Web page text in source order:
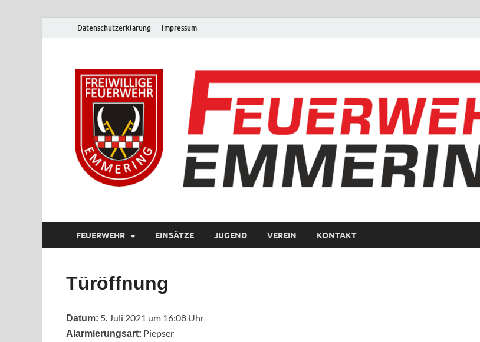
Datenschutzerklärung Impressum
FEUERWEHR EINSÄTZE JUGEND VEREIN KONTAKT
Türöffnung
Datum: 5. Juli 2021 um 16:08 Uhr
Alarmierungsart: Piepser